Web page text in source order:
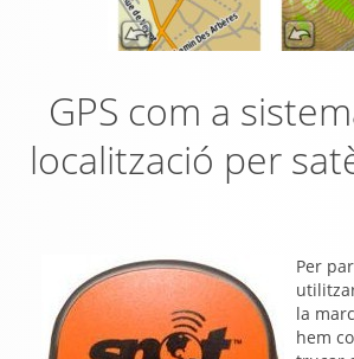
GPS com a
localització per
Per
la
hem